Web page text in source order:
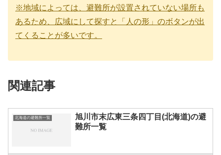
※地域によっては、避難所が設置されていない場所も
あるため、広域にして探すと「人の形」のボタンが出
てくることが多いです。
関連記事
北海道の避難所一覧
旭川市末広東三条四丁目(北海道)の避
難所一覧